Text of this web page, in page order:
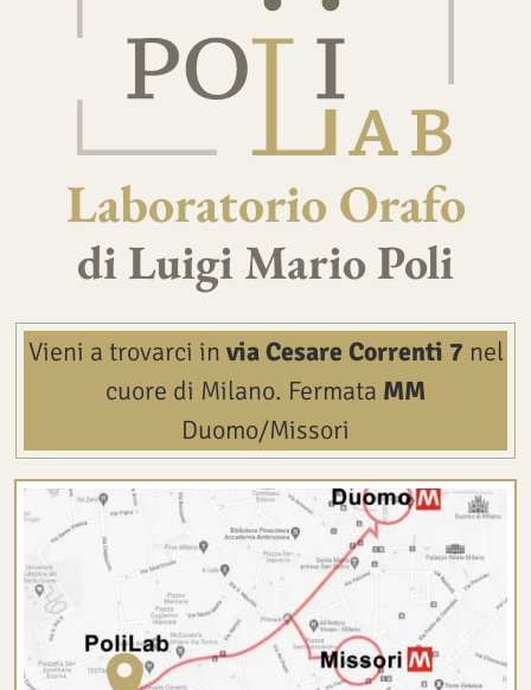
Laboratorio Orafo
di Luigi Mario Poli
Vieni a trovarci in via Cesare Correnti 7 nel
cuore di Milano. Fermata MM
Duomo/Missori